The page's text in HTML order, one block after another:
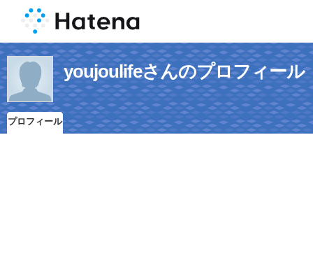
youjoulifeさんのプロフィール
プロフィール